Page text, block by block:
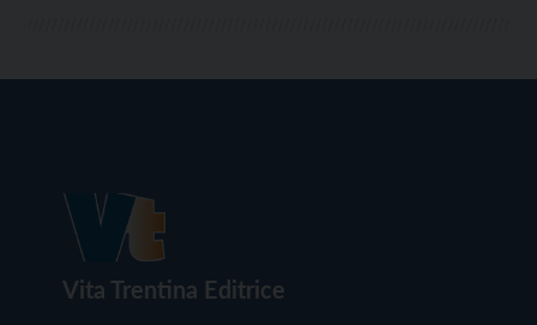
Vita Trentina Editrice